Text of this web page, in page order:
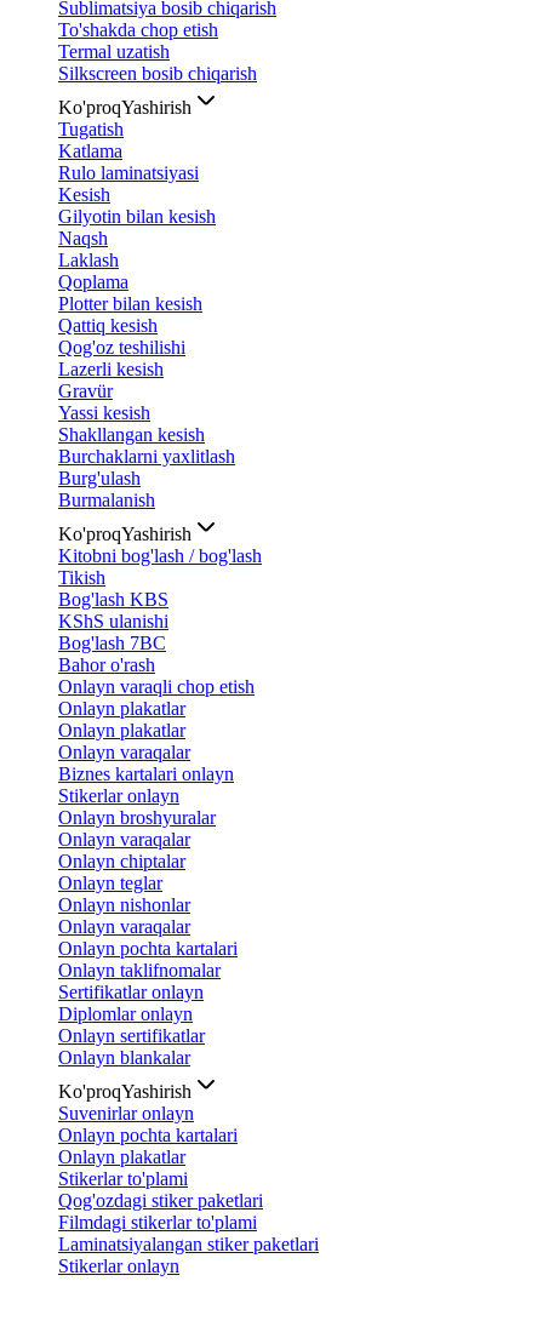
Sublimatsiya bosib chiqarish
To'shakda chop etish
Termal uzatish
Silkscreen bosib chiqarish
Ko'proqYashirish
Tugatish
Katlama
Rulo laminatsiyasi
Kesish
Gilyotin bilan kesish
Naqsh
Laklash
Qoplama
Plotter bilan kesish
Qattiq kesish
Qog'oz teshilishi
Lazerli kesish
Gravür
Yassi kesish
Shakllangan kesish
Burchaklarni yaxlitlash
Burg'ulash
Burmalanish
Ko'proqYashirish
Kitobni bog'lash / bog'lash
Tikish
Bog'lash KBS
KShS ulanishi
Bog'lash 7BC
Bahor o'rash
Onlayn varaqli chop etish
Onlayn plakatlar
Onlayn plakatlar
Onlayn varaqalar
Biznes kartalari onlayn
Stikerlar onlayn
Onlayn broshyuralar
Onlayn varaqalar
Onlayn chiptalar
Onlayn teglar
Onlayn nishonlar
Onlayn varaqalar
Onlayn pochta kartalari
Onlayn taklifnomalar
Sertifikatlar onlayn
Diplomlar onlayn
Onlayn sertifikatlar
Onlayn blankalar
Ko'proqYashirish
Suvenirlar onlayn
Onlayn pochta kartalari
Onlayn plakatlar
Stikerlar to'plami
Qog'ozdagi stiker paketlari
Filmdagi stikerlar to'plami
Laminatsiyalangan stiker paketlari
Stikerlar onlayn